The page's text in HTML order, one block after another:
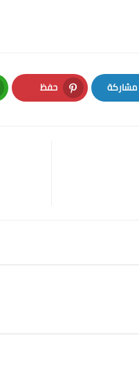
مشاركة
LinkedIn
حفظ
Pinterest